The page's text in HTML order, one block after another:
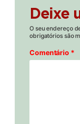
Deixe
O seu endereço
obrigatórios são
Comentário *